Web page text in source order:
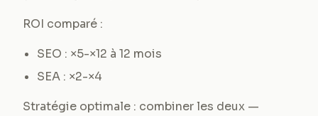
ROI comparé :
SEO : ×5-×12 à 12 mois
SEA : ×2-×4
Stratégie optimale : combiner les deux —